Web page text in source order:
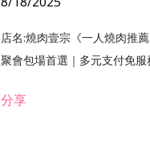
店名:燒肉壹宗《一人燒肉推
聚會包場首選｜多元支付免服
分享